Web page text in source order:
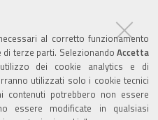
al corretto funzionamento
terze parti. Selezionando Accetta
dei cookie analytics e di
utilizzati solo i cookie tecnici
contenuti potrebbero non essere
essere modificate in qualsiasi